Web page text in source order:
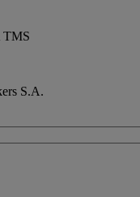
TMS
S.A.